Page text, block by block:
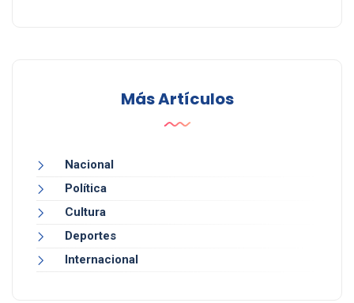
Más Artículos
Nacional
Política
Cultura
Deportes
Internacional